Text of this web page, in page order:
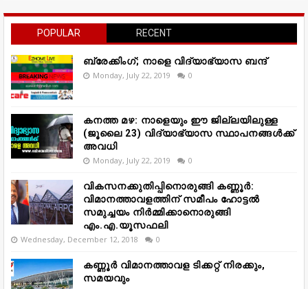
POPULAR RECENT
ബ്രേക്കിംഗ്; നാളെ വിദ്യാഭ്യാസ ബന്ദ്
Monday, July 22, 2019 0
കനത്ത മഴ: നാളെയും ഈ ജില്ലയിലുള്ള
(ജൂലൈ 23) വിദ്യാഭ്യാസ സ്ഥാപനങ്ങൾക്ക്
അവധി
Monday, July 22, 2019 0
വികസനക്കുതിപ്പിനൊരുങ്ങി കണ്ണൂർ:
വിമാനത്താവളത്തിന് സമീപം ഹോട്ടൽ
സമുച്ചയം നിർമ്മിക്കാനൊരുങ്ങി
എം.എ.യൂസഫലി
Wednesday, December 12, 2018 0
കണ്ണൂർ വിമാനത്താവള ടിക്കറ്റ് നിരക്കും,
സമയവും